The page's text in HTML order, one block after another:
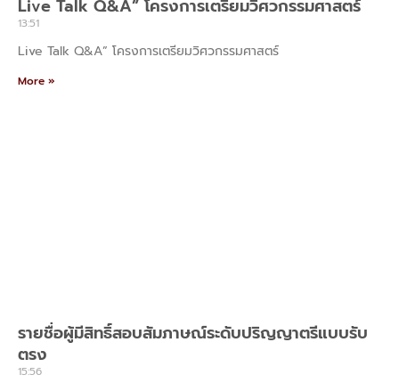
Live Talk Q&A” โครงการเตรียมวิศวกรรมศาสตร์
13:51
Live Talk Q&A” โครงการเตรียมวิศวกรรมศาสตร์
More »
รายชื่อผู้มีสิทธิ์สอบสัมภาษณ์ระดับปริญญาตรีแบบรับ
ตรง
15:56